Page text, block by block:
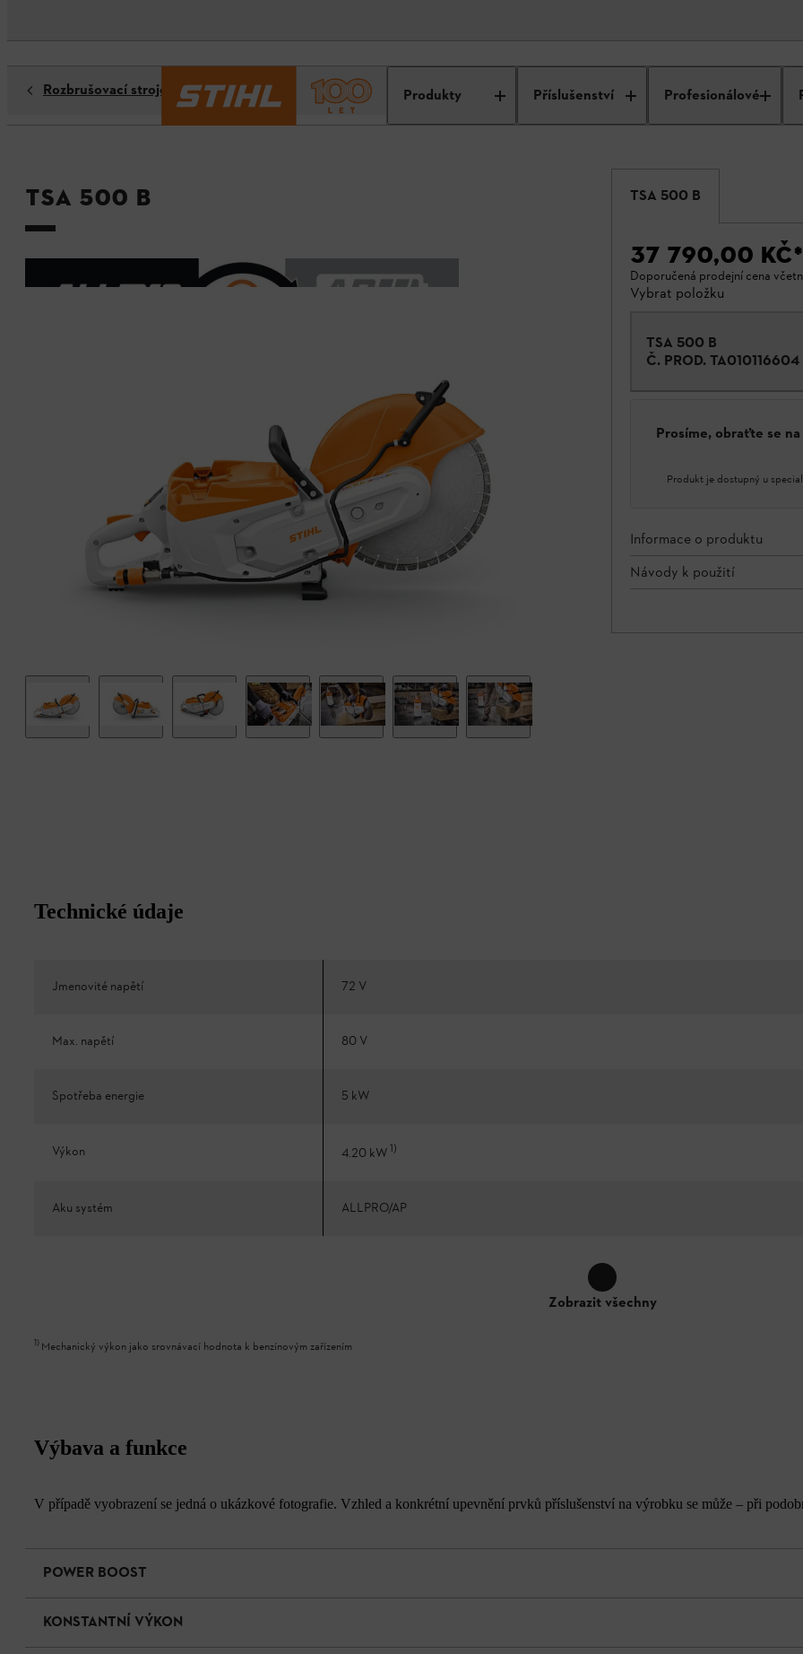
Produkty Příslušenství Profesionálové
Rozbrušovací stroje
TSA 500 B TSA 500 B
37 790,00 KČ*
Doporučená prodejní cena
Vybrat položku
TSA 500 B
Č. PROD. TA010116604
Prosíme, obraťte se
Produkt je dostupný u
Informace o produktu
Návody k použití
Technické údaje
Jmenovité napětí 72 V
Max. napětí 80 V
Spotřeba energie 5 kW
Výkon 4.20 kW1)
Aku systém ALLPRO/AP
Zobrazit všechny
1) Mechanický výkon jako srovnávací hodnota k benzínovým zařízením
Výbava a funkce
V případě vyobrazení se jedná o ukázkové fotografie. Vzhled a konkrétní upevnění prvků příslušenství na výrobku se může – při
POWER BOOST
KONSTANTNÍ VÝKON